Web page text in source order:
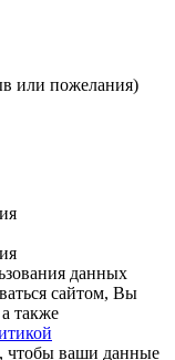
или пожелания)
данных
сайтом, Вы
также
чтобы ваши данные